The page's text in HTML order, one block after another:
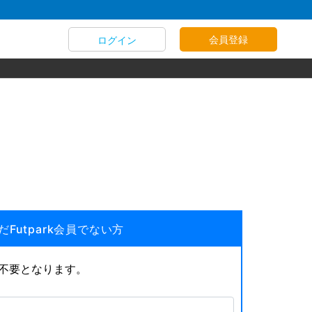
ログイン 会員登録
Futpark会員でない方
となります。